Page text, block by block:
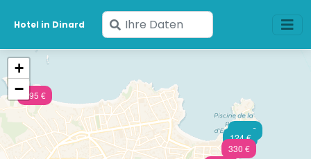
Hotel in Dinard
Geben
Sie
Daten
ein
195 €
330 €
103 €
124 €
+
−